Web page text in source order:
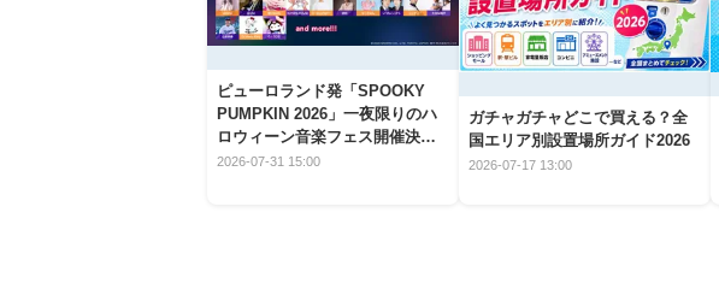
ピューロランド発「SPOOKY
PUMPKIN 2026」一夜限りのハ
ロウィーン音楽フェス開催決
定！
2026-07-31 15:00
ガチャガチャどこで買える？全
国エリア別設置場所ガイド2026
2026-07-17 13:00